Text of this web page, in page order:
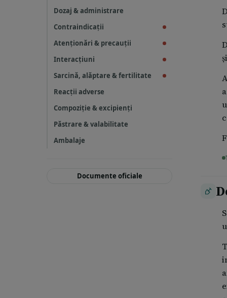
Dozaj & administrare
Contraindicații
Atenționări & precauții
Interacțiuni
Sarcină, alăptare & fertilitate
Reacții adverse
Compoziție & excipienți
Păstrare & valabilitate
Ambalaje
Documente oficiale